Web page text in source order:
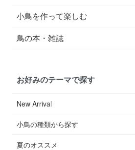
小鳥を作って楽しむ
鳥の本・雑誌
お好みのテーマで探す
New Arrival
小鳥の種類から探す
夏のオススメ